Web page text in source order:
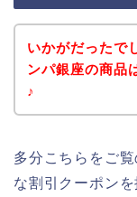
いかがだったで
ンパ銀座の商品
♪
多分こちらをご
な割引クーポン